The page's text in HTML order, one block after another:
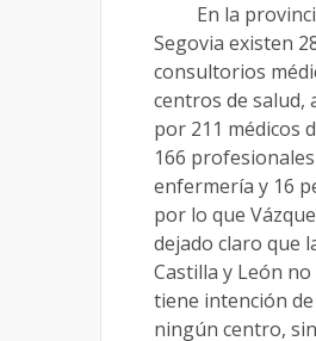
En la
Segovia existen
consultorios
centros de salud,
por 211 médicos
166
enfermería y 16
por lo que
dejado claro que
Castilla y León
tiene intención
ningún centro,